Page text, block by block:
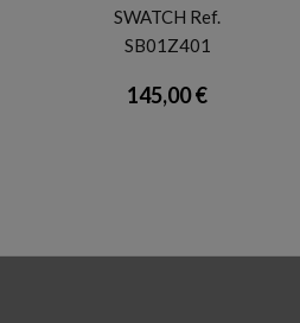
SWATCH Ref.
SB01Z401
145,00 €